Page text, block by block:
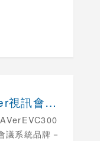
20150112- 圓展科技AVer視訊會議系統推....
議系統品牌－